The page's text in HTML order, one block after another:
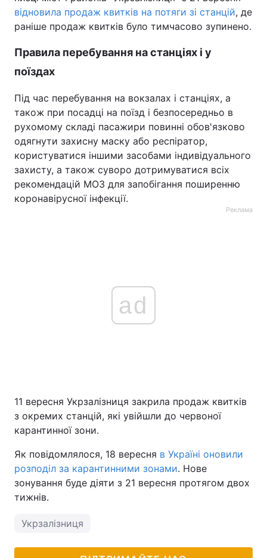
відновила продаж квитків на потяги зі станцій, де
раніше продаж квитків було тимчасово зупинено.
Правила перебування на станціях і у
поїздах
Під час перебування на вокзалах і станціях, а
також при посадці на поїзд і безпосередньо в
рухомому складі пасажири повинні обов'язково
одягнути захисну маску або респіратор,
користуватися іншими засобами індивідуального
захисту, а також суворо дотримуватися всіх
рекомендацій МОЗ для запобігання поширенню
коронавірусної інфекції.
Реклама
ad
11 вересня Укрзалізниця закрила продаж квитків
з окремих станцій, які увійшли до червоної
карантинної зони.
Як повідомлялося, 18 вересня в Україні оновили
розподіл за карантинними зонами. Нове
зонування буде діяти з 21 вересня протягом двох
тижнів.
Укрзалізниця